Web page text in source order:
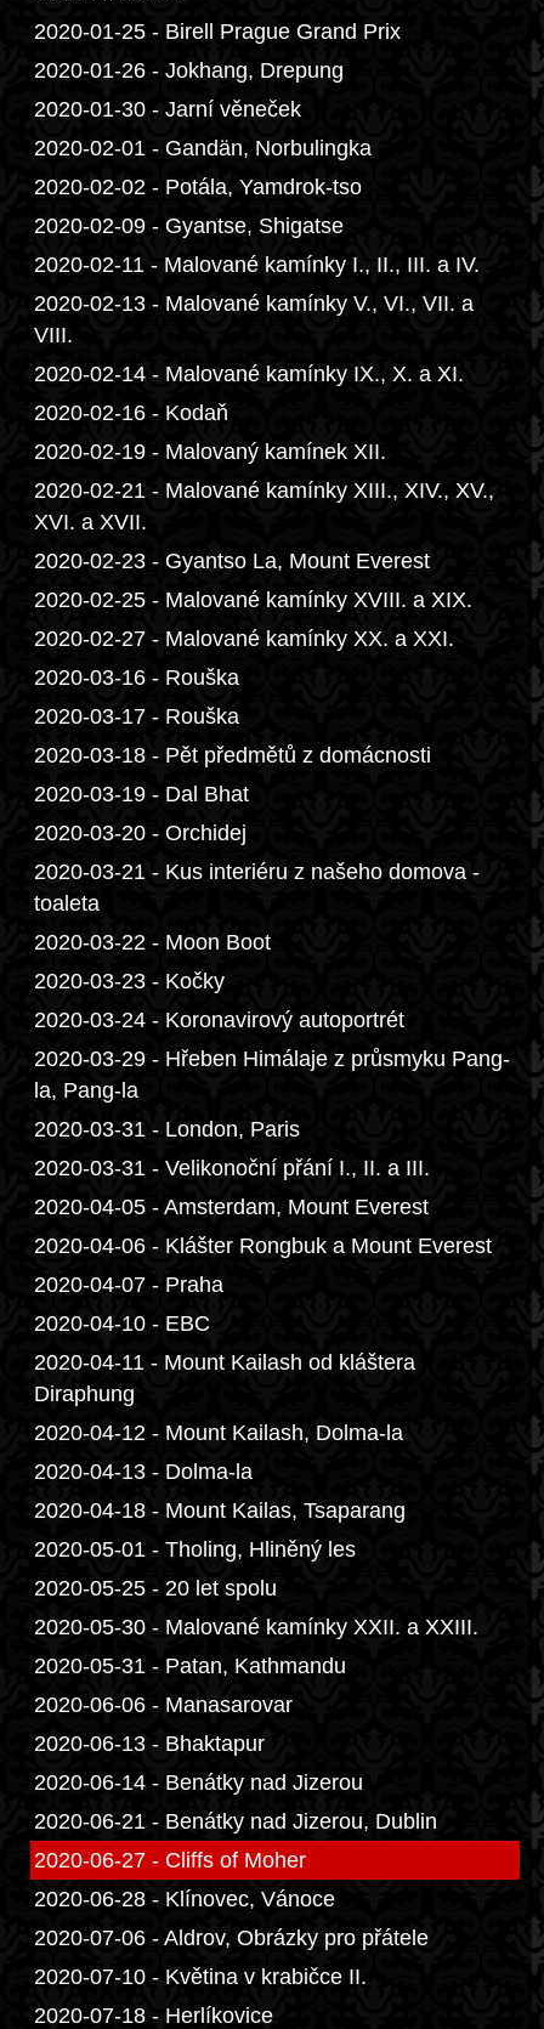
2020-01-25 - Birell Prague Grand Prix
2020-01-26 - Jokhang, Drepung
2020-01-30 - Jarní věneček
2020-02-01 - Gandän, Norbulingka
2020-02-02 - Potála, Yamdrok-tso
2020-02-09 - Gyantse, Shigatse
2020-02-11 - Malované kamínky I., II., III. a IV.
2020-02-13 - Malované kamínky V., VI., VII. a
VIII.
2020-02-14 - Malované kamínky IX., X. a XI.
2020-02-16 - Kodaň
2020-02-19 - Malovaný kamínek XII.
2020-02-21 - Malované kamínky XIII., XIV., XV.,
XVI. a XVII.
2020-02-23 - Gyantso La, Mount Everest
2020-02-25 - Malované kamínky XVIII. a XIX.
2020-02-27 - Malované kamínky XX. a XXI.
2020-03-16 - Rouška
2020-03-17 - Rouška
2020-03-18 - Pět předmětů z domácnosti
2020-03-19 - Dal Bhat
2020-03-20 - Orchidej
2020-03-21 - Kus interiéru z našeho domova -
toaleta
2020-03-22 - Moon Boot
2020-03-23 - Kočky
2020-03-24 - Koronavirový autoportrét
2020-03-29 - Hřeben Himálaje z průsmyku Pang-
la, Pang-la
2020-03-31 - London, Paris
2020-03-31 - Velikonoční přání I., II. a III.
2020-04-05 - Amsterdam, Mount Everest
2020-04-06 - Klášter Rongbuk a Mount Everest
2020-04-07 - Praha
2020-04-10 - EBC
2020-04-11 - Mount Kailash od kláštera
Diraphung
2020-04-12 - Mount Kailash, Dolma-la
2020-04-13 - Dolma-la
2020-04-18 - Mount Kailas, Tsaparang
2020-05-01 - Tholing, Hliněný les
2020-05-25 - 20 let spolu
2020-05-30 - Malované kamínky XXII. a XXIII.
2020-05-31 - Patan, Kathmandu
2020-06-06 - Manasarovar
2020-06-13 - Bhaktapur
2020-06-14 - Benátky nad Jizerou
2020-06-21 - Benátky nad Jizerou, Dublin
2020-06-27 - Cliffs of Moher
2020-06-28 - Klínovec, Vánoce
2020-07-06 - Aldrov, Obrázky pro přátele
2020-07-10 - Květina v krabičce II.
2020-07-18 - Herlíkovice